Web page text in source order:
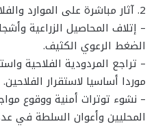
2. آثار مباشرة على الموارد والفلاحة
– إتلاف المحاصيل الزراعية
الضغط الرعوي الكثيف.
– تراجع المردودية الفلاحية
موردا أساسيا لاستقرار الفلاحين.
– نشوء توترات أمنية ووقوع
المحليين وأعوان السلطة في